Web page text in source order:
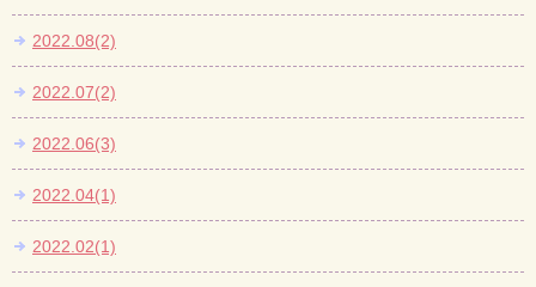
2022.08(2)
2022.07(2)
2022.06(3)
2022.04(1)
2022.02(1)